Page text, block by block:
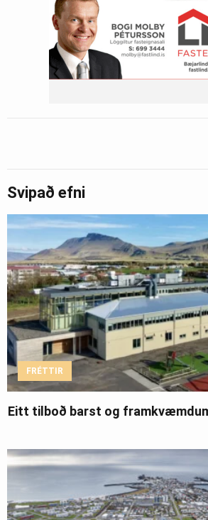
Svipað efni
FRÉTTIR
Eitt tilboð barst og